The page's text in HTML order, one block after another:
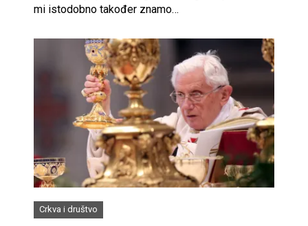
mi istodobno također znamo…
Crkva i društvo